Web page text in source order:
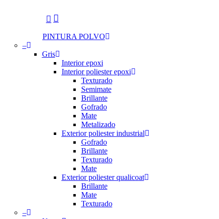
search
account
PINTURA POLVO
–
Gris
Interior epoxi
Interior poliester epoxi
Texturado
Semimate
Brillante
Gofrado
Mate
Metalizado
Exterior poliester industrial
Gofrado
Brillante
Texturado
Mate
Exterior poliester qualicoat
Brillante
Mate
Texturado
–